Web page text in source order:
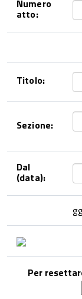
Numero
atto:
Titolo:
Sezione:
Dal
(data):
Per